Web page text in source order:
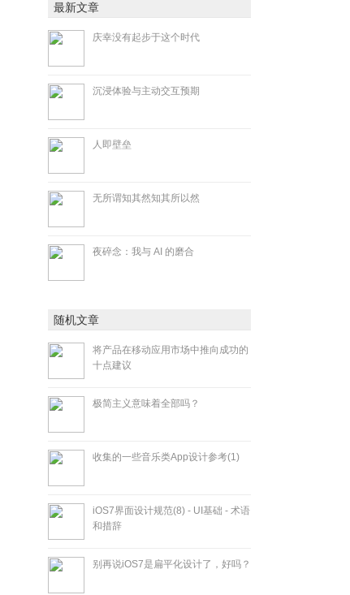
最新文章
庆幸没有起步于这个时代
沉浸体验与主动交互预期
人即壁垒
无所谓知其然知其所以然
夜碎念：我与 AI 的磨合
随机文章
将产品在移动应用市场中推向成功的
十点建议
极简主义意味着全部吗？
收集的一些音乐类App设计参考(1)
iOS7界面设计规范(8) - UI基础 - 术语
和措辞
别再说iOS7是扁平化设计了，好吗？